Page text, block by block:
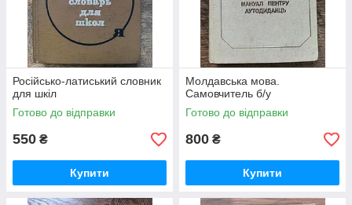
Російсько-латиський словник
для шкіл
Готово до відправки
550 ₴
Купити
Молдавська мова.
Самовчитель б/у
Готово до відправки
800 ₴
Купити